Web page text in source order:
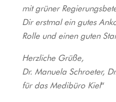
mit grüner
Dir erstmal ein gutes
Rolle und einen guten
Herzliche Grüße,
Dr. Manuela Schroeter,
für das Medibüro Kiel“